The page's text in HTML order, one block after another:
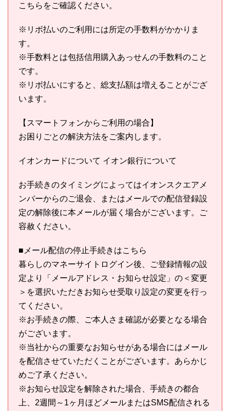
こちらをご確認ください。
※リボ払いのご利用には所定の手数料がかかりま
す。
※手数料とは包括信用購入あっせんの手数料のこと
です。
※リボ払いにすると、総支払額は増えることがござ
います。
【スマートフォンからご利用の場合】
お困りごとの解決方法をご案内します。
イオンカードについて イオン銀行について
お手続きのタイミングによってはイオンスクエアメ
ンバーからのご退会、またはメールでの配信登録設
定の解除後に本メールが届く場合がございます。ご
容赦ください。
■メール配信の停止手続きはこちら
暮らしのマネーサイトログイン後、ご登録情報の設
定より「メールアドレス・お知らせ設定」の＜変更
＞を選択いただきお知らせ受取り設定の変更を行っ
てください。
※お手続きの際、ご本人さま確認が必要となる場合
がございます。
※当社からの重要なお知らせがある場合にはメール
を配信させていただくことがございます。あらかじ
めご了承ください。
※お知らせ設定を解除された場合、手続きの都合
上、2週間～1ヶ月ほどメールまたはSMS配信される